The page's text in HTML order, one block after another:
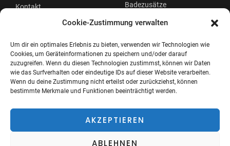
Cookie-Zustimmung verwalten
Um dir ein optimales Erlebnis zu bieten, verwenden wir Technologien wie
Cookies, um Geräteinformationen zu speichern und/oder darauf
zuzugreifen. Wenn du diesen Technologien zustimmst, können wir Daten
wie das Surfverhalten oder eindeutige IDs auf dieser Website verarbeiten.
Wenn du deine Zustimmung nicht erteilst oder zurückziehst, können
bestimmte Merkmale und Funktionen beeinträchtigt werden.
AKZEPTIEREN
ABLEHNEN
Kontakt
Badezusätze
Beauty
Menü